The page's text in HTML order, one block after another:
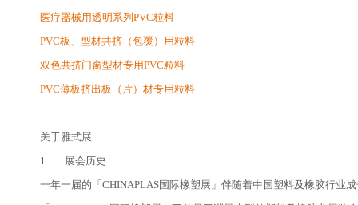
医疗器械用透明系列PVC粒料
PVC板、型材共挤（包覆）用粒料
双色共挤门窗型材专用PVC粒料
PVC薄板挤出板（片）材专用粒料
关于雅式展
1. 展会历史
一年一届的「CHINAPLAS国际橡塑展」伴随着中国塑料及橡胶行业